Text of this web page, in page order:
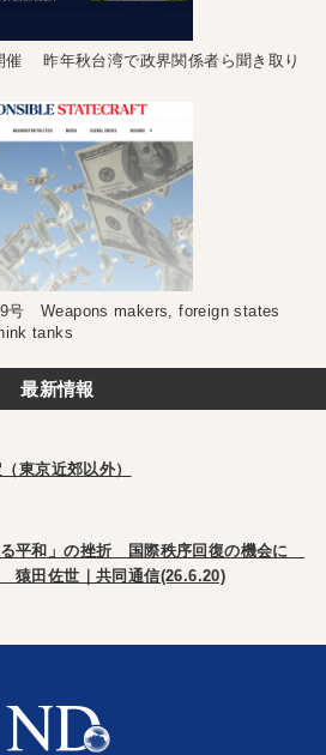
催 昨年秋台湾で政界関係者ら聞き取り
号 Weapons makers, foreign states
tanks
最新情報
東京近郊以外）
る平和」の挫折 国際秩序回復の機会に
猿田佐世｜共同通信(26.6.20)